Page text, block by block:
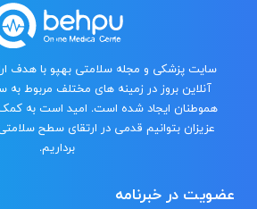
سایت پزشکی و مجله سلامتی بهپو با هدف
آنلاین بروز در زمینه های مختلف مربوط به
هموطنان ایجاد شده است. امید است به کمک
عزیزان بتوانیم قدمی در ارتقای سطح
برداریم.
عضویت در خبرنامه